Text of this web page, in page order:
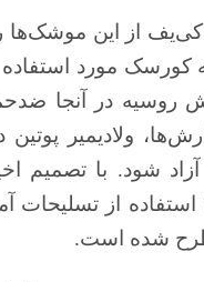
کی‌یف از این
مورد
روسیه در آنجا
ولادیمیر پوتین
شود. با تصمیم
از تسلیحات
شده است.